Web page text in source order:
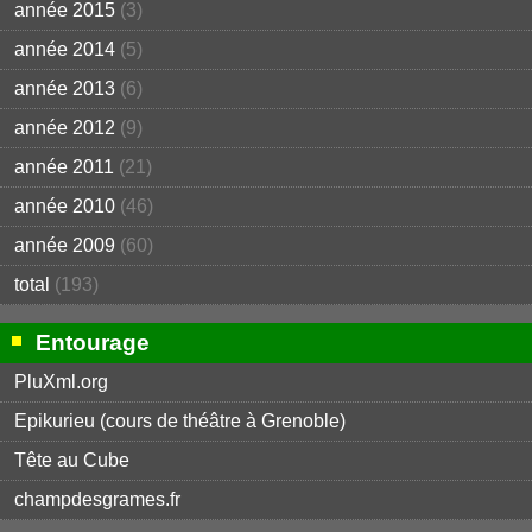
année 2015 (3)
année 2014 (5)
année 2013 (6)
année 2012 (9)
année 2011 (21)
année 2010 (46)
année 2009 (60)
total (193)
Entourage
PluXml.org
Epikurieu (cours de théâtre à Grenoble)
Tête au Cube
champdesgrames.fr